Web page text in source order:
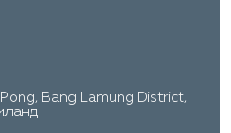
Bang Lamung District,